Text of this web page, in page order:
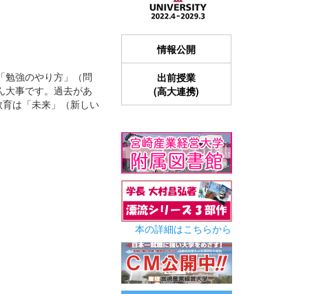
勉強のやり方」（問
大事です。過去があ
は「未来」（新しい
情報公開
出前授業
(高大連携)
本の詳細はこちらから